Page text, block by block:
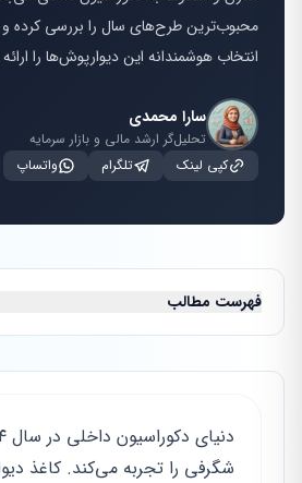
محبوب‌ترین طرح‌های سال را بررسی کرده و
انتخاب هوشمندانه این دیوارپوش‌ها را
سارا محمدی
تحلیل‌گر ارشد مالی و بازار سرمایه
کپی لینک
تلگرام واتساپ
فهرست مطالب
شگرفی را تجربه می‌کند. کاغذ